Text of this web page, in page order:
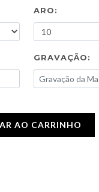
ARO:
GRAVAÇÃO:
AO CARRINHO